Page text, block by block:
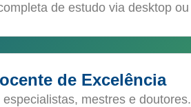
de estudo via desktop ou
de Excelência
mestres e doutores.